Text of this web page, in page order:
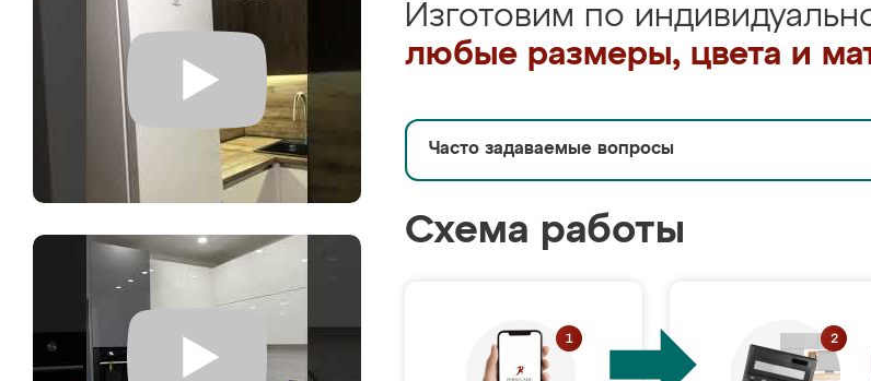
Изготовим по
любые размеры, цвета и
Часто задаваемые вопросы
Схема работы